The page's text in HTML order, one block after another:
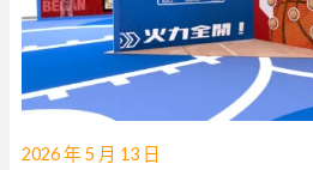
2026 年 5 月 13 日